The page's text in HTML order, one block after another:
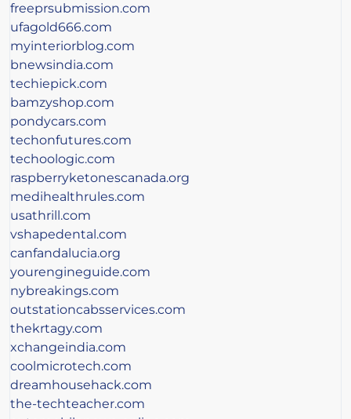
freeprsubmission.com
ufagold666.com
myinteriorblog.com
bnewsindia.com
techiepick.com
bamzyshop.com
pondycars.com
techonfutures.com
techoologic.com
raspberryketonescanada.org
medihealthrules.com
usathrill.com
vshapedental.com
canfandalucia.org
yourengineguide.com
nybreakings.com
outstationcabsservices.com
thekrtagy.com
xchangeindia.com
coolmicrotech.com
dreamhousehack.com
the-techteacher.com